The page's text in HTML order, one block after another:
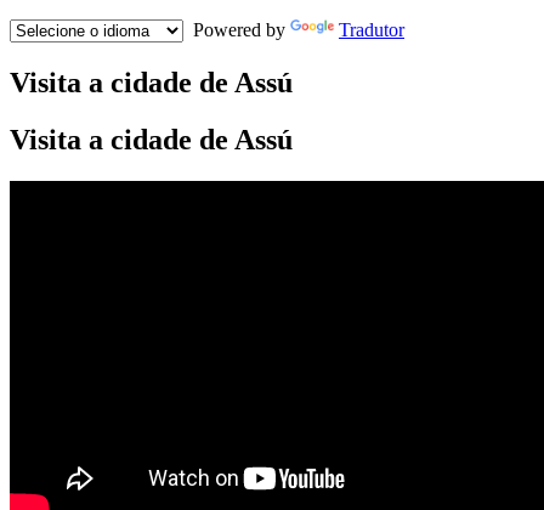
Powered by
Tradutor
Visita a cidade de Assú
Visita a cidade de Assú